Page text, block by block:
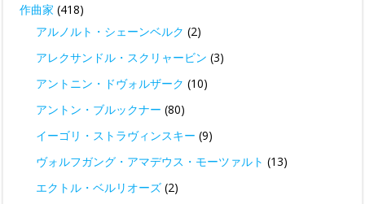
作曲家 (418)
アルノルト・シェーンベルク (2)
アレクサンドル・スクリャービン (3)
アントニン・ドヴォルザーク (10)
アントン・ブルックナー (80)
イーゴリ・ストラヴィンスキー (9)
ヴォルフガング・アマデウス・モーツァルト (13)
エクトル・ベルリオーズ (2)